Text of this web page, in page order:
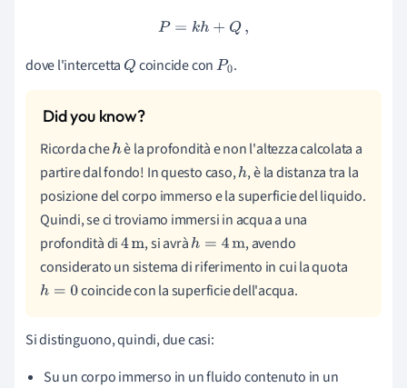
P =kh+Q
dove l'intercetta Q coincide conP0.
Ricorda chehè la profondità e non l'altezza calcolata a
partire dal fondo! In questo caso,h, è la distanza tra la
posizione del corpo immerso e la superficie del liquido.
Quindi, se ci troviamo immersi in acqua a una
profondità di4m , si avràh=4m
, avendo
considerato un sistema di riferimento in cui la quota
h=0 coincide con la superficie dell'acqua.
Si distinguono, quindi, due casi:
Su un corpo immerso in un fluido contenuto in un